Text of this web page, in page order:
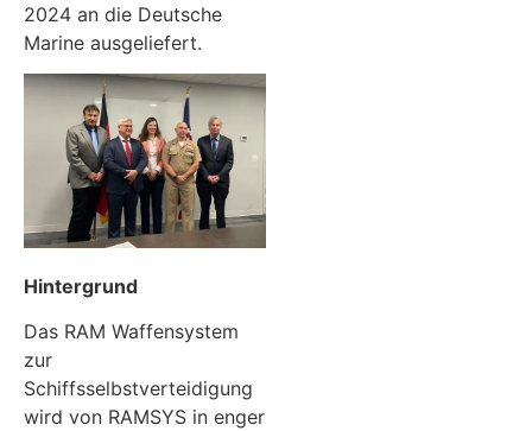
2024 an die Deutsche
Marine ausgeliefert.
Hintergrund
Das RAM Waffensystem
zur
Schiffsselbstverteidigung
wird von RAMSYS in enger